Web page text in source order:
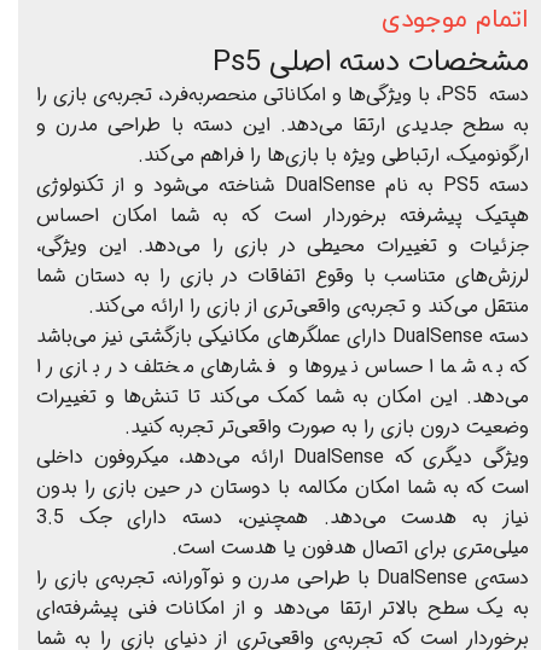
اتمام موجودی
مشخصات دسته اصلی Ps5
دسته‌ PS5، با ویژگی‌ها و امکاناتی منحصربه‌فرد، تجربه‌ی بازی را
به سطح جدیدی ارتقا می‌دهد. این دسته با طراحی مدرن و
ارگونومیک، ارتباطی ویژه با بازی‌ها را فراهم می‌کند.
دسته PS5 به نام DualSense شناخته می‌شود و از تکنولوژی
هپتیک پیشرفته برخوردار است که به شما امکان احساس
جزئیات و تغییرات محیطی در بازی را می‌دهد. این ویژگی،
لرزش‌های متناسب با وقوع اتفاقات در بازی را به دستان شما
منتقل می‌کند و تجربه‌ی واقعی‌تری از بازی را ارائه می‌کند.
دسته DualSense دارای عملگرهای مکانیکی بازگشتی نیز می‌باشد
که به شما احساس نیروها و فشارهای مختلف در بازی را
می‌دهد. این امکان به شما کمک می‌کند تا تنش‌ها و تغییرات
وضعیت درون بازی را به صورت واقعی‌تر تجربه کنید.
ویژگی دیگری که DualSense ارائه می‌دهد، میکروفون داخلی
است که به شما امکان مکالمه با دوستان در حین بازی را بدون
نیاز به هدست می‌دهد. همچنین، دسته دارای جک 3.5
میلی‌متری برای اتصال هدفون یا هدست است.
دسته‌ی DualSense با طراحی مدرن و نوآورانه، تجربه‌ی بازی را
به یک سطح بالاتر ارتقا می‌دهد و از امکانات فنی پیشرفته‌ای
برخوردار است که تجربه‌ی واقعی‌تری از دنیای بازی را به شما